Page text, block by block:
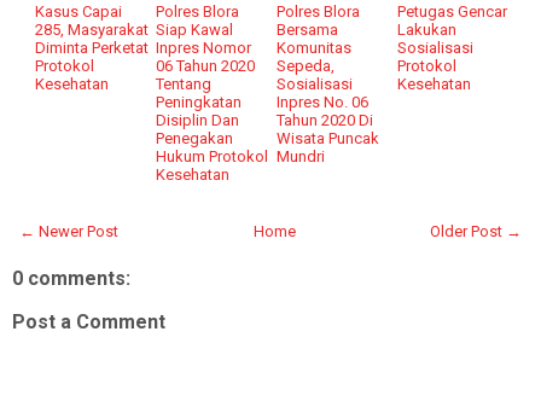
Kasus Capai
285, Masyarakat
Diminta Perketat
Protokol
Kesehatan
Polres Blora
Siap Kawal
Inpres Nomor
06 Tahun 2020
Tentang
Peningkatan
Disiplin Dan
Penegakan
Hukum Protokol
Kesehatan
Polres Blora
Bersama
Komunitas
Sepeda,
Sosialisasi
Inpres No. 06
Tahun 2020 Di
Wisata Puncak
Mundri
Petugas Gencar
Lakukan
Sosialisasi
Protokol
Kesehatan
← Newer Post Older Post →
Home
0 comments:
Post a Comment